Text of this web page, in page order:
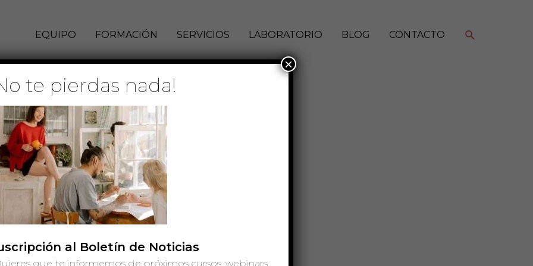
EQUIPO FORMACIÓN SERVICIOS LABORATORIO BLOG CONTACTO Buscar
de agosto de 2020
te pierdas nada!
al Boletín de Noticias
que te informemos de próximos cursos, webinars,
×